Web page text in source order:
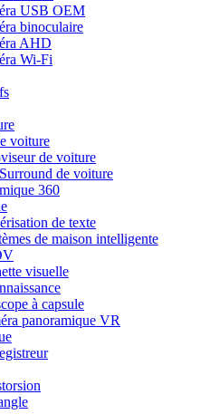
USB OEM
binoculaire
AHD
Wi-Fi
voiture
de voiture
de voiture
360
de texte
de maison intelligente
visuelle
à capsule
panoramique VR